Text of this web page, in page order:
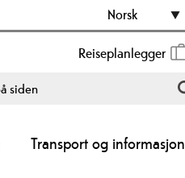
Norsk
Reiseplanlegger
Transport og informasjon